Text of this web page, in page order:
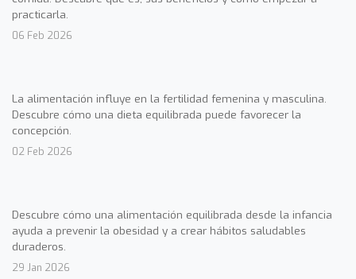
practicarla.
06 Feb 2026
La alimentación influye en la fertilidad femenina y masculina.
Descubre cómo una dieta equilibrada puede favorecer la
concepción.
02 Feb 2026
Descubre cómo una alimentación equilibrada desde la infancia
ayuda a prevenir la obesidad y a crear hábitos saludables
duraderos.
29 Jan 2026